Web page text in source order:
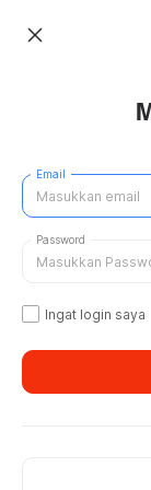
close
Email
Password
Ingat login saya